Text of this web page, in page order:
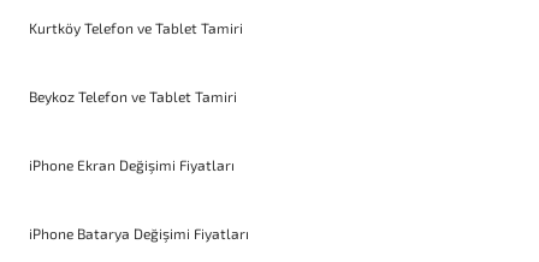
Kurtköy Telefon ve Tablet Tamiri
Beykoz Telefon ve Tablet Tamiri
iPhone Ekran Değişimi Fiyatları
iPhone Batarya Değişimi Fiyatları